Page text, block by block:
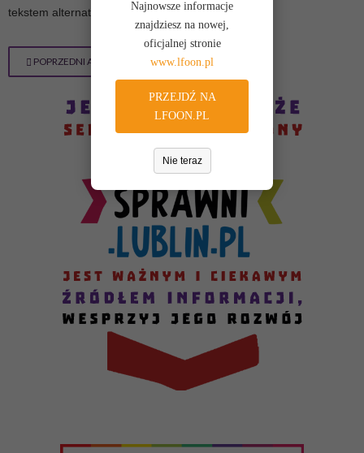
tekstem alternatywnym.
POPRZEDNI ARTYKUŁ
Najnowsze informacje
znajdziesz na nowej,
oficjalnej stronie
www.lfoon.pl
PRZEJDŹ NA
LFOON.PL
Nie teraz